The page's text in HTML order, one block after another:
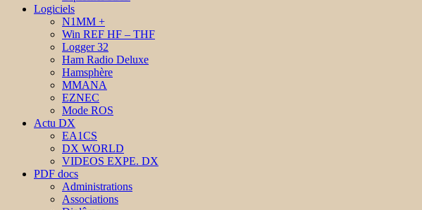
Logiciels
N1MM +
Win REF HF – THF
Logger 32
Ham Radio Deluxe
Hamsphère
MMANA
EZNEC
Mode ROS
Actu DX
EA1CS
DX WORLD
VIDEOS EXPE. DX
PDF docs
Administrations
Associations